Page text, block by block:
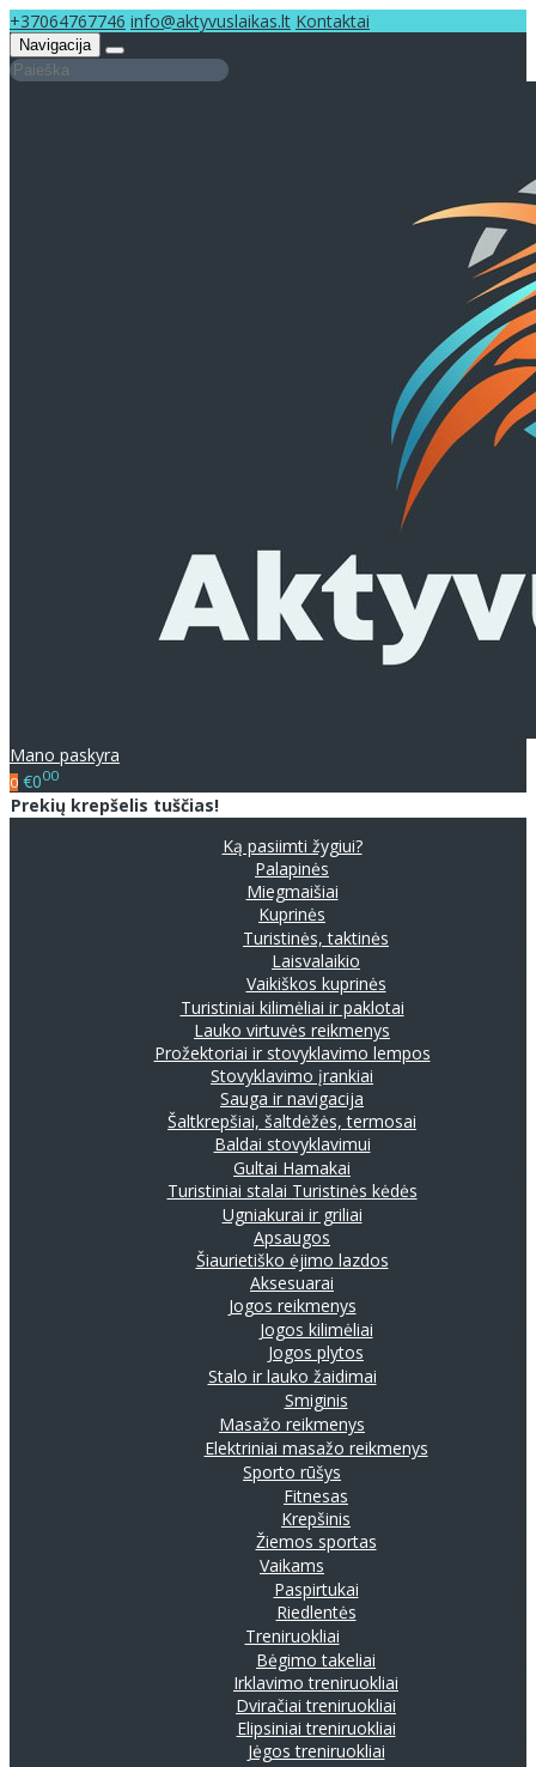
+37064767746 info@aktyvuslaikas.lt Kontaktai
Navigacija
Mano paskyra
0 €000
Prekių krepšelis tuščias!
Ką pasiimti žygiui?
Palapinės
Miegmaišiai
Kuprinės
Turistinės, taktinės
Laisvalaikio
Vaikiškos kuprinės
Turistiniai kilimėliai ir paklotai
Lauko virtuvės reikmenys
Prožektoriai ir stovyklavimo lempos
Stovyklavimo įrankiai
Sauga ir navigacija
Šaltkrepšiai, šaltdėžės, termosai
Baldai stovyklavimui
Gultai Hamakai
Turistiniai stalai Turistinės kėdės
Ugniakurai ir griliai
Apsaugos
Šiaurietiško ėjimo lazdos
Aksesuarai
Jogos reikmenys
Jogos kilimėliai
Jogos plytos
Stalo ir lauko žaidimai
Smiginis
Masažo reikmenys
Elektriniai masažo reikmenys
Sporto rūšys
Fitnesas
Krepšinis
Žiemos sportas
Vaikams
Paspirtukai
Riedlentės
Treniruokliai
Bėgimo takeliai
Irklavimo treniruokliai
Dviračiai treniruokliai
Elipsiniai treniruokliai
Jėgos treniruokliai